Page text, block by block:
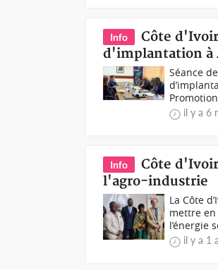
Info
Côte
d'implantation à
Séance
il y a 6
Info
Côte
l'agro-industrie
La Côte
mettre
l’énergie
il y a 1